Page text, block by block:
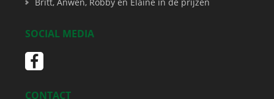
SOCIAL MEDIA
CONTACT